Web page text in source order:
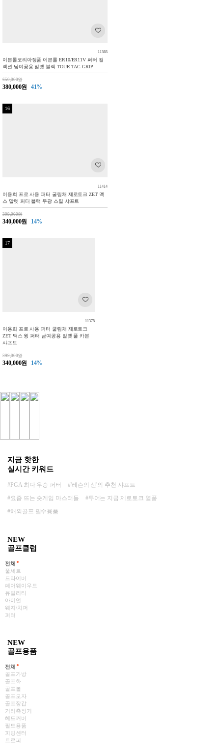
11363
이븐롤코리아정품 이븐롤 ER10/ER11V 퍼터 컬
렉션 남여공용 말렛 블랙 TOUR TAC GRIP
650,000원
380,000원 41%
16
11414
이용희 프로 사용 퍼터 굴림채 제로토크 ZET 맥
스 말렛 퍼터 블랙 무광 스틸 샤프트
399,000원
340,000원 14%
17
11378
이용희 프로 사용 퍼터 굴림채 제로토크
ZET 맥스 윙 퍼터 남여공용 말렛 풀 카본
샤프트
399,000원
340,000원 14%
지금 핫한
실시간 키워드
#PGA 최다 우승 퍼터
#'레슨의 신'의 추천 샤프트
#요즘 뜨는 숏게임 마스터들
#투어는 지금 제로토크 열풍
#해외골프 필수용품
NEW
골프클럽
전체
풀세트
드라이버
페어웨이우드
유틸리티
아이언
웨지/치퍼
퍼터
NEW
골프용품
전체
골프가방
골프화
골프볼
골프모자
골프장갑
거리측정기
헤드커버
필드용품
피팅센터
트로피